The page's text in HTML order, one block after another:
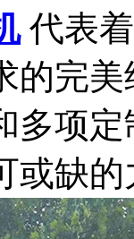
代表
的完
多项
或缺的